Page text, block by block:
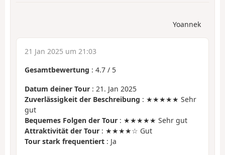
Yoannek
21 Jan 2025 um 21:03
Gesamtbewertung : 4.7 / 5
Datum deiner Tour : 21. Jan 2025
Zuverlässigkeit der Beschreibung : ★★★★★ Sehr
gut
Bequemes Folgen der Tour : ★★★★★ Sehr gut
Attraktivität der Tour : ★★★★☆ Gut
Tour stark frequentiert : Ja